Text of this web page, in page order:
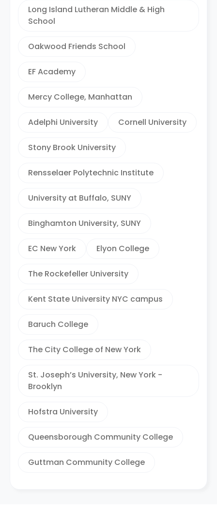
Long Island Lutheran Middle & High
School
Oakwood Friends School
EF Academy
Mercy College, Manhattan
Adelphi University Cornell University
Stony Brook University
Rensselaer Polytechnic Institute
University at Buffalo, SUNY
Binghamton University, SUNY
EC New York Elyon College
The Rockefeller University
Kent State University NYC campus
Baruch College
The City College of New York
St. Joseph’s University, New York -
Brooklyn
Hofstra University
Queensborough Community College
Guttman Community College